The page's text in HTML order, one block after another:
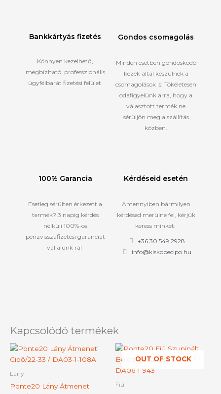
Bankkártyás fizetés
Könnyen kezelhető,
megbízható, professzionális
ügyfélbarát fizetési felület.
Gondos csomagolás
Minden esetben gondoskodó
kezek által készülnek a
csomagolások is. Tökéletesen
odafigyelünk arra, hogy a
választott termék ne
sérüljön meg a szállítás
közben.
100% Garancia
Esetleg sérülten érkezett a
termék? 3 napig kérdés
nélküli 100%-os
pénzvisszafizetési garanciát
vállalunk rá!
Kérdéseid esetén
Amennyiben bármilyen
kérdésed merülne fel, kérjük
keress minket:
+36 30 549 2928
info@kiskopecipo.hu
Kapcsolódó termékek
Lány
Ponte20 Lány Átmeneti
Ennek
a
terméknek
OUT OF STOCK
Fiú
Ennek